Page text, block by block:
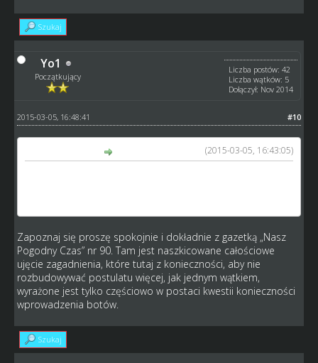
Szukaj
Yo1
Początkujący
Liczba postów: 42
Liczba wątków: 5
Dołączył: Nov 2014
#10
2015-03-05, 16:48:41
(2015-03-05, 16:43:05)
Zapoznaj się proszę spokojnie i dokładnie z gazetką „Nasz
Pogodny Czas” nr 90. Tam jest naszkicowane całościowe
ujęcie zagadnienia, które tutaj z konieczności, aby nie
rozbudowywać postulatu więcej, jak jednym wątkiem,
wyrażone jest tylko częściowo w postaci kwestii konieczności
wprowadzenia botów.
Szukaj